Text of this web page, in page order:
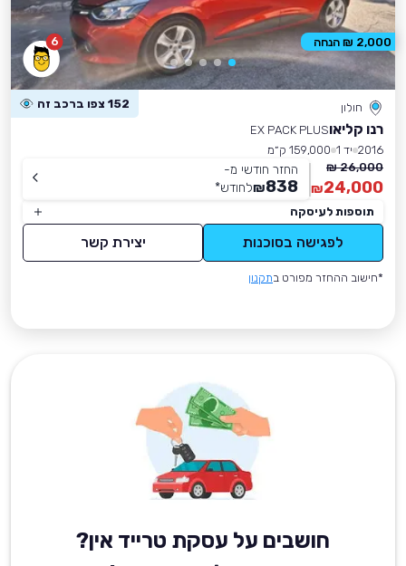
6
חולון 152 צפו ברכב זה
רנו קליאוEX PACK PLUS
2016 יד 1
159,000 ק״מ
26,000 ₪
24,000
₪
החזר חודשי מ-
838
₪לחודש*
תוספות לעיסקה
לפגישה בסוכנות יצירת קשר
*חישוב ההחזר מפורט בתקנון
2,000 ₪ הנחה
חושבים על עסקת טרייד אין?